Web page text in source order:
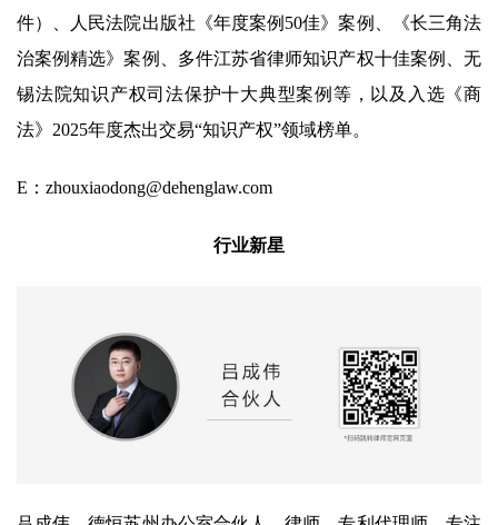
件）、人民法院出版社《年度案例50佳》案例、《长三角法
治案例精选》案例、多件江苏省律师知识产权十佳案例、无
锡法院知识产权司法保护十大典型案例等，以及入选《商
法》2025年度杰出交易“知识产权”领域榜单。
E：zhouxiaodong@dehenglaw.com
行业新星